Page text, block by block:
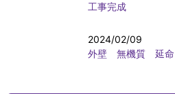
工事完成
2024/02/09
外壁 無機質 延命